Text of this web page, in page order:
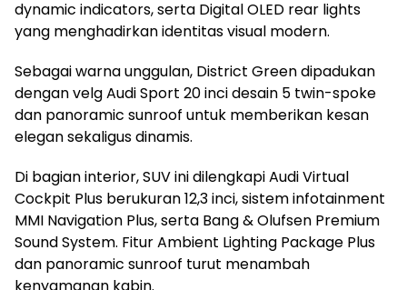
dynamic indicators, serta Digital OLED rear lights
yang menghadirkan identitas visual modern.
Sebagai warna unggulan, District Green dipadukan
dengan velg Audi Sport 20 inci desain 5 twin-spoke
dan panoramic sunroof untuk memberikan kesan
elegan sekaligus dinamis.
Di bagian interior, SUV ini dilengkapi Audi Virtual
Cockpit Plus berukuran 12,3 inci, sistem infotainment
MMI Navigation Plus, serta Bang & Olufsen Premium
Sound System. Fitur Ambient Lighting Package Plus
dan panoramic sunroof turut menambah
kenyamanan kabin.